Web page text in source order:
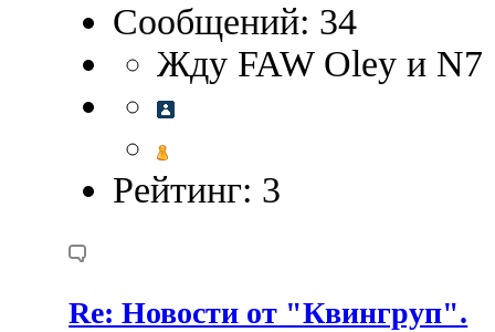
Сообщений: 34
Жду FAW Оley и N7
Рейтинг: 3
Re: Новости от "Квингруп".